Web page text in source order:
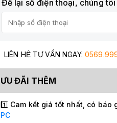
Để lại số điện thoại, chúng
LIÊN HỆ TƯ VẤN NGAY:
ƯU ĐÃI THÊM
1️⃣ Cam kết giá tốt nhất, có
PC